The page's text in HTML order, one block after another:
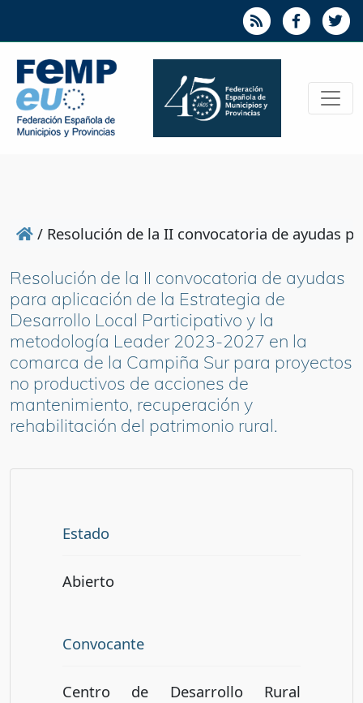
/ Resolución de la II convocatoria de ayudas
Resolución de la II convocatoria de ayudas
para aplicación de la Estrategia de
Desarrollo Local Participativo y la
metodología Leader 2023-2027 en la
comarca de la Campiña Sur para proyectos
no productivos de acciones de
mantenimiento, recuperación y
rehabilitación del patrimonio rural.
Estado
Abierto
Convocante
Centro de Desarrollo Rural